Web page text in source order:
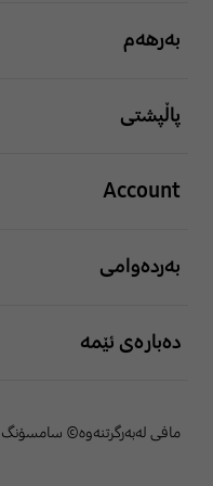
بەرهەم
پاڵپشتی
Account
بەردەوامی
دەبارەی ئێمە
مافی لەبەرگرتنەوە© سامسۆنگ 1995-2026. گشت مافەکان پارێزراون.